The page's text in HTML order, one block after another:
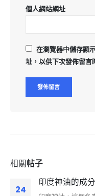
個人網站網址
在瀏覽器中儲存顯
址，以供下次發佈留言
相關帖子
24
印度神油的成